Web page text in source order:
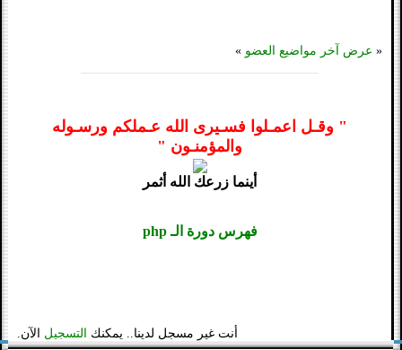
« عرض آخر مواضيع العضو »
" وقـل اعمـلوا فسـيرى الله عـملكم ورسـوله
والمؤمنـون "
أينما زرعك الله أثمر
فهرس دورة الـ php
أنت غير مسجل لدينا.. يمكنك التسجيل الآن.